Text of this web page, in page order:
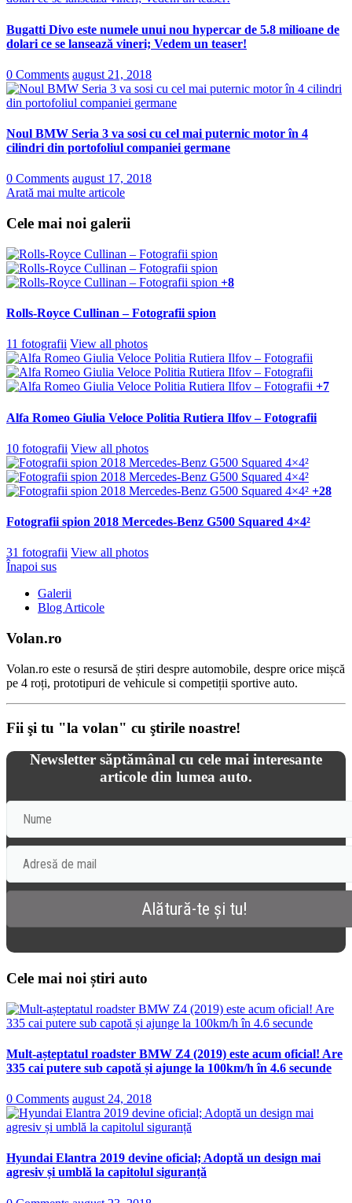
Bugatti Divo este numele unui nou hypercar de 5.8 milioane de
dolari ce se lansează vineri; Vedem un teaser!
0 Comments august 21, 2018
Noul BMW Seria 3 va sosi cu cel mai puternic motor în 4
cilindri din portofoliul companiei germane
0 Comments august 17, 2018
Arată mai multe articole
Cele mai noi galerii
+8
Rolls-Royce Cullinan – Fotografii spion
11 fotografii View all photos
+7
Alfa Romeo Giulia Veloce Politia Rutiera Ilfov – Fotografii
10 fotografii View all photos
+28
Fotografii spion 2018 Mercedes-Benz G500 Squared 4×4²
31 fotografii View all photos
Înapoi sus
Galerii
Blog Articole
Volan.ro
Volan.ro este o resursă de știri despre automobile, despre orice mișcă
pe 4 roți, prototipuri de vehicule si competiții sportive auto.
Fii şi tu "la volan" cu ştirile noastre!
Newsletter săptămânal cu cele mai interesante
articole din lumea auto.
Cele mai noi știri auto
Mult-așteptatul roadster BMW Z4 (2019) este acum oficial! Are
335 cai putere sub capotă și ajunge la 100km/h în 4.6 secunde
0 Comments august 24, 2018
Hyundai Elantra 2019 devine oficial; Adoptă un design mai
agresiv și umblă la capitolul siguranță